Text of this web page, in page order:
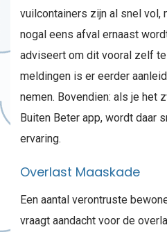
vuilcontainers zijn al snel vol,
nogal eens afval ernaast
adviseert om dit vooral zelf
meldingen is er eerder
nemen. Bovendien: als je het
Buiten Beter app, wordt daar
ervaring.
Overlast Maaskade
Een aantal verontruste
vraagt aandacht voor de